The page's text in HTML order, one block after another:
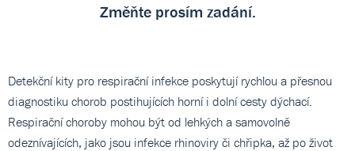
Změňte prosím zadání.
Detekční kity pro respirační infekce poskytují rychlou a přesnou
diagnostiku chorob postihujících horní i dolní cesty dýchací.
Respirační choroby mohou být od lehkých a samovolně
odeznívajících, jako jsou infekce rhinoviry či chřipka, až po život